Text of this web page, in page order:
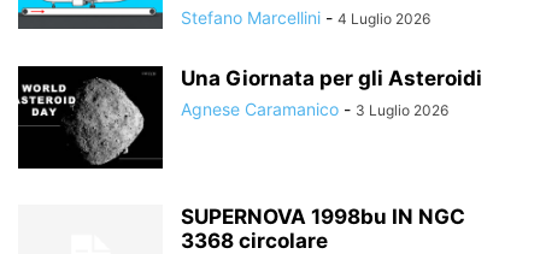
Stefano Marcellini - 4 Luglio 2026
Una Giornata per gli Asteroidi
Agnese Caramanico - 3 Luglio 2026
SUPERNOVA 1998bu IN NGC
3368 circolare